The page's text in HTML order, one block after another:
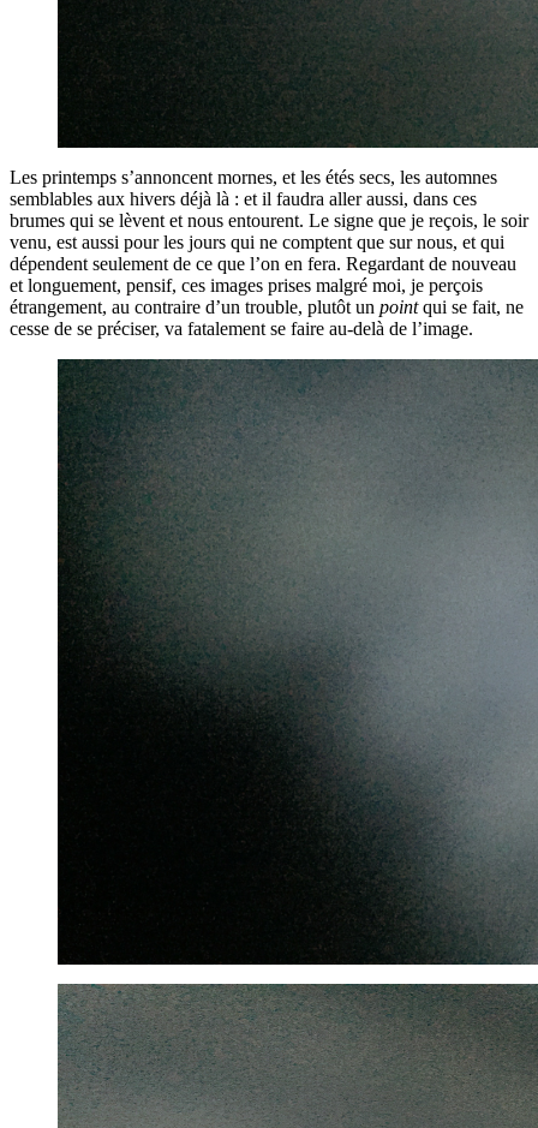
Les printemps s’annoncent mornes, et les étés secs, les automnes
semblables aux hivers déjà là : et il faudra aller aussi, dans ces
brumes qui se lèvent et nous entourent. Le signe que je reçois, le soir
venu, est aussi pour les jours qui ne comptent que sur nous, et qui
dépendent seulement de ce que l’on en fera. Regardant de nouveau
et longuement, pensif, ces images prises malgré moi, je perçois
étrangement, au contraire d’un trouble, plutôt un pointqui se fait, ne
cesse de se préciser, va fatalement se faire au-delà de l’image.